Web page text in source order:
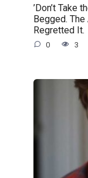
’Don’t Take
Begged.
Regretted It.
0 3